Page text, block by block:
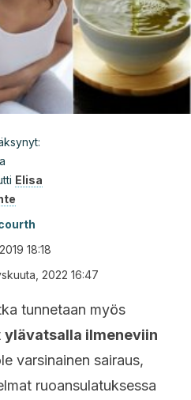
Elisa
18:18
2022 16:47
tunnetaan myös
ylävatsalla ilmeneviin
varsinainen sairaus,
ruoansulatuksessa